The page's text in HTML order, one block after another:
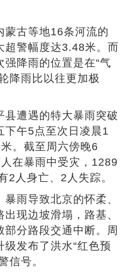
蒙古等地16条河流的
超警幅度达3.48米。而
强降雨的位置是在“气
降雨比以往更加极
县遭遇的特大暴雨突破
下午5点至次日凌晨1
。截至周六傍晚6
在暴雨中受灾，1289
2人身亡、2人失踪。
雨导致北京的怀柔、
现边坡滑塌，路基、
分路段交通中断。周
级发布了洪水“红色预
信号。